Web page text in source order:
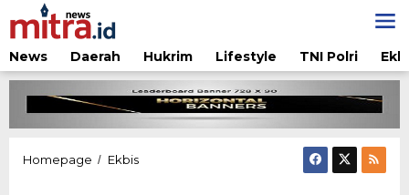
Lewati
ke
konten
News
Daerah Hukrim Lifestyle TNI Polri
Homepage / EkbisBRI